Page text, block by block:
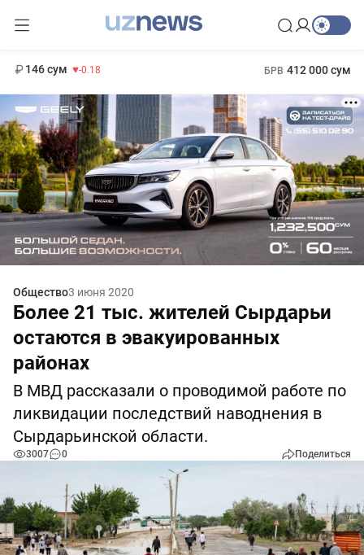
146 сум -0.18 БРВ 412 000 сум
Общество3 июня 2020
Более 21 тыс. жителей Сырдарьи
остаются в эвакуированных
районах
В МВД рассказали о проводимой работе по
ликвидации последствий наводнения в
Сырдарьинской области.
3007 0 Поделиться